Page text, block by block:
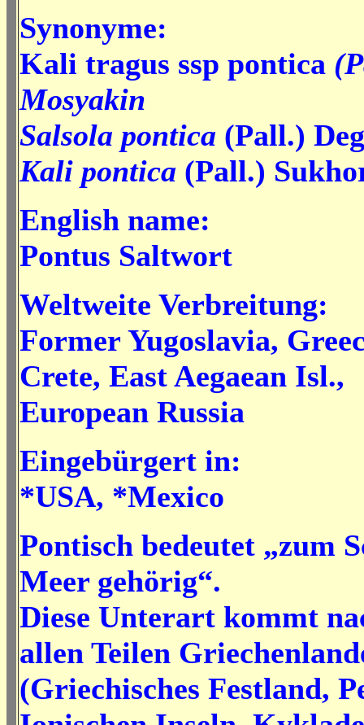
Synonyme:
Kali tragus ssp pontica
Mosyakin
Salsola pontica (Pall.)
Kali pontica (Pall.)
English name:
Pontus Saltwort
Weltweite Verbreitung:
Former Yugoslavia,
Crete, East Aegaean Isl.,
European Russia
Eingebürgert in:
*USA, *Mexico
Pontisch bedeutet „zum
Meer gehörig“.
Diese Unterart kommt
allen Teilen
(Griechisches Festland,